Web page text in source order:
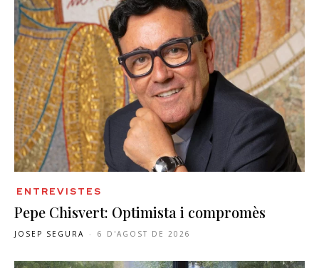
ENTREVISTES
Pepe Chisvert: Optimista i compromès
JOSEP SEGURA - 6 D'AGOST DE 2026